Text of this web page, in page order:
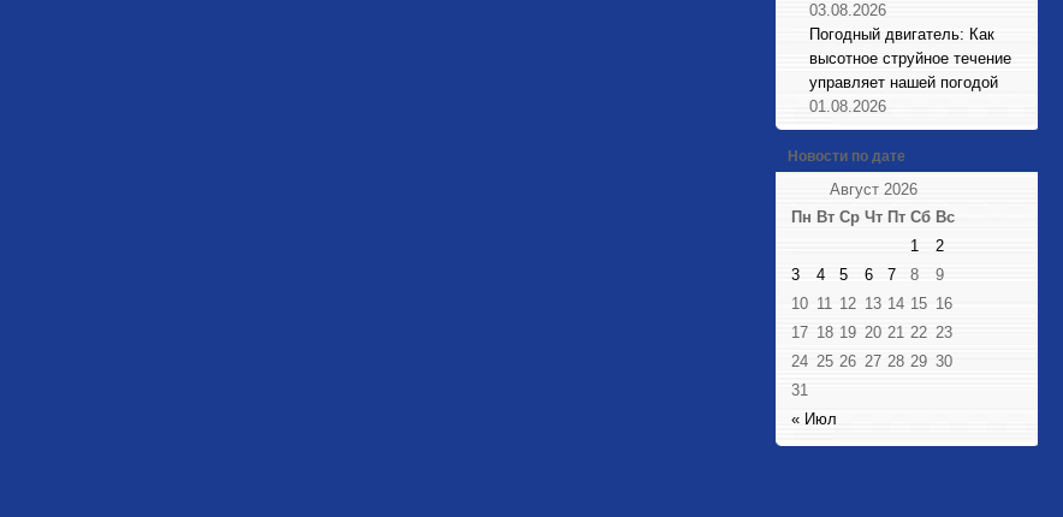
03.08.2026
Погодный двигатель: Как
высотное струйное течение
управляет нашей погодой
01.08.2026
Новости по дате
Август 2026
Пн Вт Ср Чт Пт Сб Вс
« Июл
1
2
3
4 5 6 7 8
9
10 11 12 13 14 15 16
17 18 19 20 21 22 23
24 25 26 27 28 29 30
31